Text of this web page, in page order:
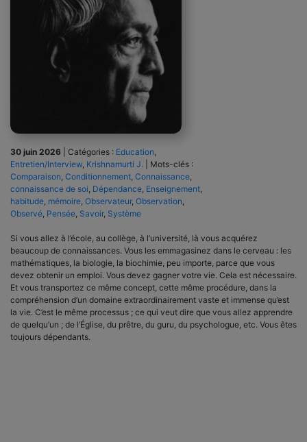
30 juin 2026 Catégories : Education,
Entretien/Interview, Krishnamurti J.
Mots-clés :
Comparaison, Conditionnement, Connaissance,
connaissance de soi, Dépendance, Enseignement,
habitude, mémoire, Observateur, Observation,
Observé, Pensée, Savoir, Système
Si vous allez à l’école, au collège, à l’université, là vous acquérez
beaucoup de connaissances. Vous les emmagasinez dans le cerveau : les
mathématiques, la biologie, la biochimie, peu importe, parce que vous
devez obtenir un emploi. Vous devez gagner votre vie. Cela est nécessaire.
Et vous transportez ce même concept, cette même procédure, dans la
compréhension d’un domaine extraordinairement vaste et immense qu’est
la vie. C’est le même processus ; ce qui veut dire que vous allez apprendre
de quelqu’un ; de l’Église, du prêtre, du guru, du psychologue, etc. Vous êtes
toujours dépendants.